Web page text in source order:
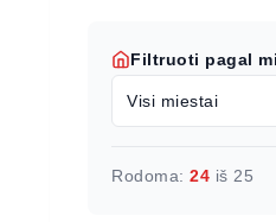
Filtruoti pagal
Rodoma: 24 iš 25